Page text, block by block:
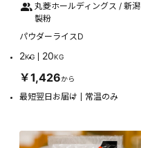
丸菱ホールディングス / 新潟
製粉
パウダーライスD
2KG 20KG
￥1,426から
最短翌日お届け 常温のみ